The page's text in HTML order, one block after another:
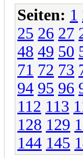
Seiten: 1
25 26 27
48 49 50
71 72 73
94 95 96
112 113
128 129
144 145